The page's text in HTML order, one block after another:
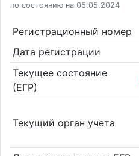
по состоянию на 05.05.2024
Регистрационный номер
Дата регистрации
Текущее состояние
(ЕГР)
Текущий орган учета